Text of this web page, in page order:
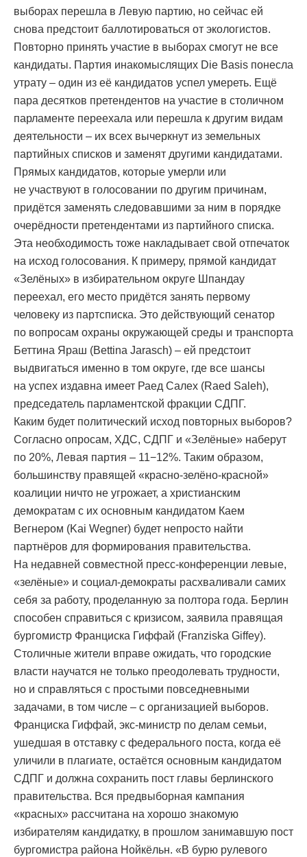
выборах перешла в Левую партию, но сейчас ей
снова предстоит баллотироваться от экологистов.
Повторно принять участие в выборах смогут не все
кандидаты. Партия инакомыслящих Die Basis понесла
утрату – один из её кандидатов успел умереть. Ещё
пара десятков претендентов на участие в столичном
парламенте переехала или перешла к другим видам
деятельности – их всех вычеркнут из земельных
партийных списков и заменят другими кандидатами.
Прямых кандидатов, которые умерли или
не участвуют в голосовании по другим причинам,
придётся заменять следовавшими за ним в порядке
очерёдности претендентами из партийного списка.
Эта необходимость тоже накладывает свой отпечаток
на исход голосования. К примеру, прямой кандидат
«Зелёных» в избирательном округе Шпандау
переехал, его место придётся занять первому
человеку из партсписка. Это действующий сенатор
по вопросам охраны окружающей среды и транспорта
Беттина Яраш (Bettina Jarasch) – ей предстоит
выдвигаться именно в том округе, где все шансы
на успех издавна имеет Раед Салех (Raed Saleh),
председатель парламентской фракции СДПГ.
Каким будет политический исход повторных выборов?
Согласно опросам, ХДС, СДПГ и «Зелёные» наберут
по 20%, Левая партия – 11−12%. Таким образом,
большинству правящей «красно-зелёно-красной»
коалиции ничто не угрожает, а христианским
демократам с их основным кандидатом Каем
Вегнером (Kai Wegner) будет непросто найти
партнёров для формирования правительства.
На недавней совместной пресс-конференции левые,
«зелёные» и социал-демократы расхваливали самих
себя за работу, проделанную за полтора года. Берлин
способен справиться с кризисом, заявила правящая
бургомистр Франциска Гиффай (Franziska Giffey).
Столичные жители вправе ожидать, что городские
власти научатся не только преодолевать трудности,
но и справляться с простыми повседневными
задачами, в том числе – с организацией выборов.
Франциска Гиффай, экс-министр по делам семьи,
ушедшая в отставку с федерального поста, когда её
уличили в плагиате, остаётся основным кандидатом
СДПГ и должна сохранить пост главы берлинского
правительства. Вся предвыборная кампания
«красных» рассчитана на хорошо знакомую
избирателям кандидатку, в прошлом занимавшую пост
бургомистра района Нойкёльн. «В бурю рулевого